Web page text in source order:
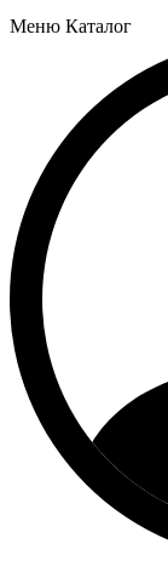
Меню Каталог